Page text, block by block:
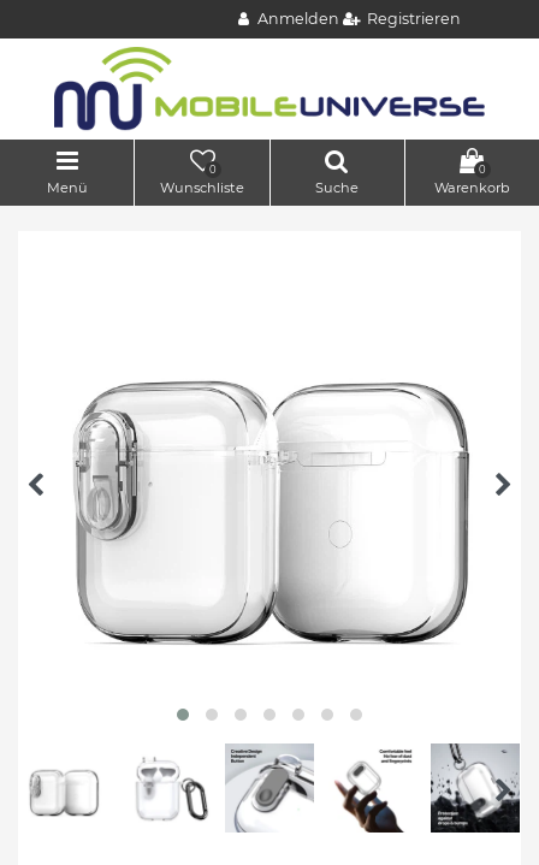
Anmelden Registrieren
Menü
0
Wunschliste Suche
0
Warenkorb